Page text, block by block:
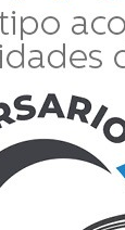
En una
gana el